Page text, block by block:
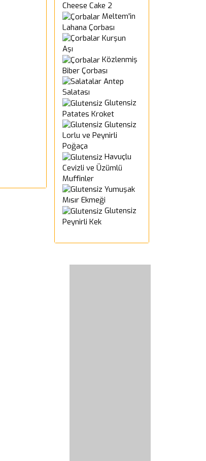
Cheese Cake 2
Meltem'in
Lahana Çorbası
Kurşun
Aşı
Közlenmiş
Biber Çorbası
Antep
Salatası
Glutensiz
Patates Kroket
Glutensiz
Lorlu ve Peynirli
Poğaça
Havuçlu
Cevizli ve Üzümlü
Muffinler
Yumuşak
Mısır Ekmeği
Glutensiz
Peynirli Kek